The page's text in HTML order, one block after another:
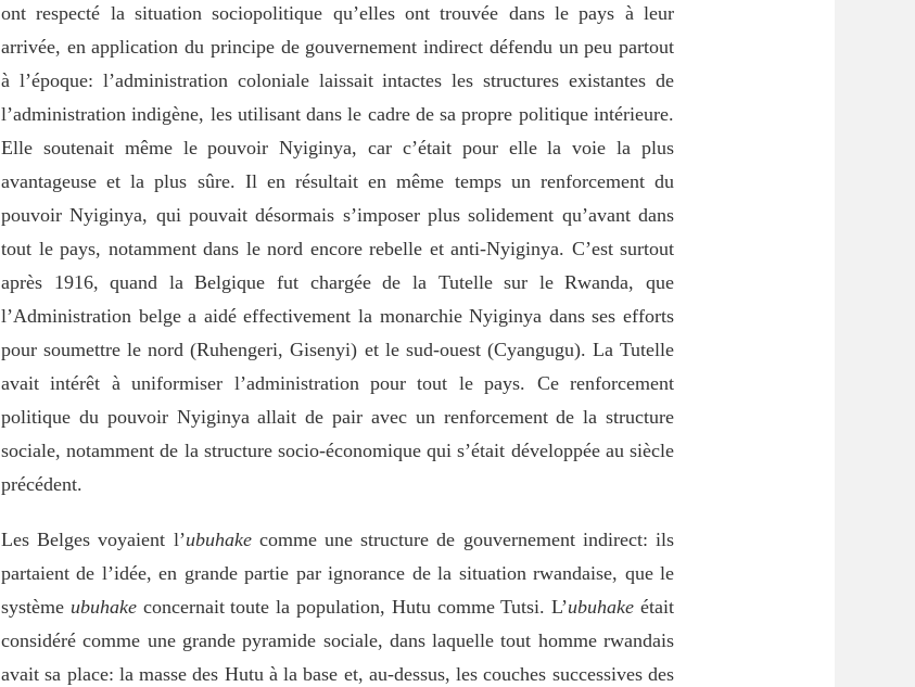
ont respecté la situation sociopolitique qu’elles ont trouvée dans le pays à leur
arrivée, en application du principe de gouvernement indirect défendu un peu partout
à l’époque: l’administration coloniale laissait intactes les structures existantes de
l’administration indigène, les utilisant dans le cadre de sa propre politique intérieure.
Elle soutenait même le pouvoir Nyiginya, car c’était pour elle la voie la plus
avantageuse et la plus sûre. Il en résultait en même temps un renforcement du
pouvoir Nyiginya, qui pouvait désormais s’imposer plus solidement qu’avant dans
tout le pays, notamment dans le nord encore rebelle et anti-Nyiginya. C’est surtout
après 1916, quand la Belgique fut chargée de la Tutelle sur le Rwanda, que
l’Administration belge a aidé effectivement la monarchie Nyiginya dans ses efforts
pour soumettre le nord (Ruhengeri, Gisenyi) et le sud-ouest (Cyangugu). La Tutelle
avait intérêt à uniformiser l’administration pour tout le pays. Ce renforcement
politique du pouvoir Nyiginya allait de pair avec un renforcement de la structure
sociale, notamment de la structure socio-économique qui s’était développée au siècle
précédent.
Les Belges voyaient l’ubuhakecomme une structure de gouvernement indirect: ils
partaient de l’idée, en grande partie par ignorance de la situation rwandaise, que le
système ubuhakeconcernait toute la population, Hutu comme Tutsi. L’ubuhake était
considéré comme une grande pyramide sociale, dans laquelle tout homme rwandais
avait sa place: la masse des Hutu à la base et, au-dessus, les couches successives des